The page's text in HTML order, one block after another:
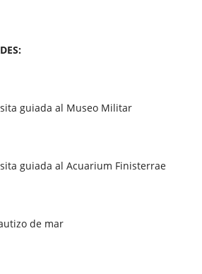
al Museo Militar
al Acuarium Finisterrae
de mar